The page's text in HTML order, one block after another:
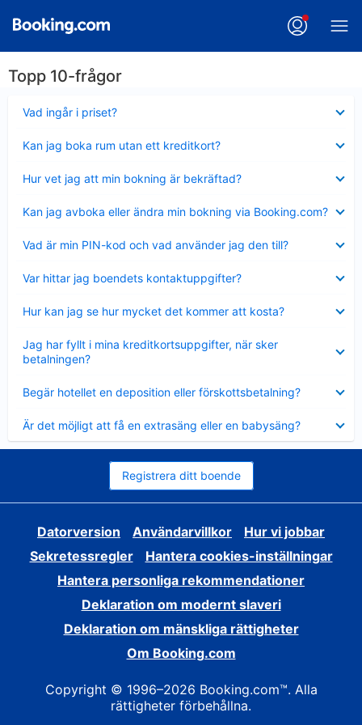
Topp 10-frågor
Vad ingår i priset?
mindre
Kan jag boka rum utan ett kreditkort?
mindre
Hur vet jag att min bokning är bekräftad?
mindre
Kan jag avboka eller ändra min bokning via Booking.com?
mindre
Vad är min PIN-kod och vad använder jag den till?
mindre
Var hittar jag boendets kontaktuppgifter?
mindre
Hur kan jag se hur mycket det kommer att kosta?
mindre
Jag har fyllt i mina kreditkortsuppgifter, när sker
betalningen?
mindre
Begär hotellet en deposition eller förskottsbetalning?
mindre
Är det möjligt att få en extrasäng eller en babysäng?
mindre
Registrera ditt boende
Datorversion Användarvillkor
Hur vi jobbar
Sekretessregler
Hantera cookies-inställningar
Hantera personliga rekommendationer
Deklaration om modernt slaveri
Deklaration om mänskliga rättigheter
Om Booking.com
Copyright © 1996–2026 Booking.com™. Alla
rättigheter förbehållna.